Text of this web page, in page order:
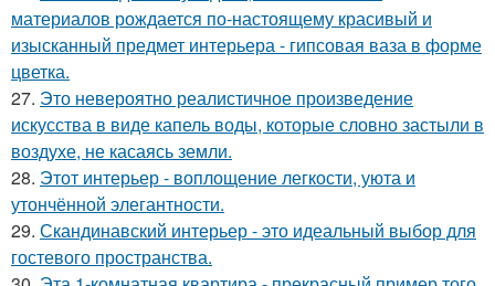
материалов рождается по-настоящему красивый и
изысканный предмет интерьера - гипсовая ваза в форме
цветка.
27. Это невероятно реалистичное произведение
искусства в виде капель воды, которые словно застыли в
воздухе, не касаясь земли.
28. Этот интерьер - воплощение легкости, уюта и
утончённой элегантности.
29. Скандинавский интерьер - это идеальный выбор для
гостевого пространства.